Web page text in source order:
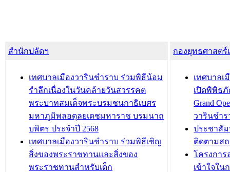
สำนักปลัดฯ
เทศบาลเมืองวารินชำราบ ร่วมพิธีน้อม
รำลึกเนื่องในวันคล้ายวันสวรรคต
พระบาทสมเด็จพระบรมชนกาธิเบศร
มหาภูมิพลอดุลยเดชมหาราช บรมนาถ
บพิตร ประจำปี 2568
เทศบาลเมืองวารินชำราบ ร่วมพิธีเชิญ
สิ่งของพระราชทานและสิ่งของ
พระราชทานสำหรับเด็ก
กองยุทธศาสต
เทศบาลเ
เปิดพิพิธภั
Grand
วารินชำร
ประชาสัม
ติดตามส
โครงกา
เข้าใจใน